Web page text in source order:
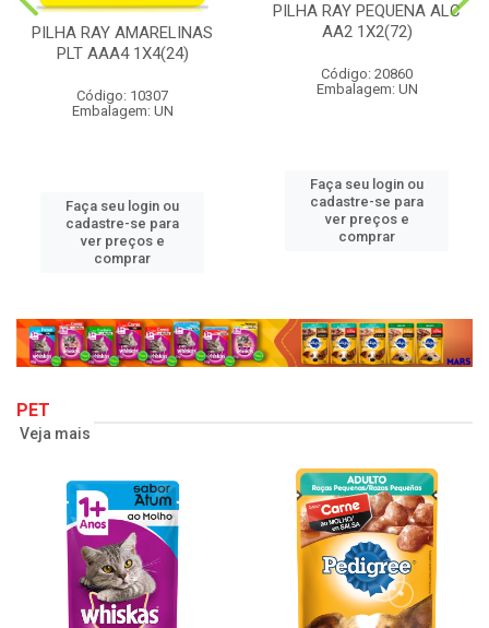
PILHA RAY AMARELINAS
PLT AAA4 1X4(24)
Código: 10307
Embalagem: UN
Faça seu login ou
cadastre-se para
ver preços e
comprar
PILHA RAY PEQUENA ALC
AA2 1X2(72)
Código: 20860
Embalagem: UN
Faça seu login ou
cadastre-se para
ver preços e
comprar
PET
Veja mais